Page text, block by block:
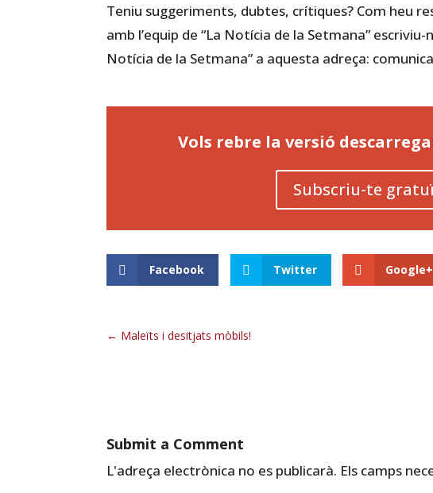
Teniu suggeriments, dubtes, crítiques? Com heu
amb l’equip de “La Notícia de la Setmana”
Notícia de la Setmana” a aquesta adreça:
Vols rebre la versió
Subscriu-te
Facebook Twitter Google+
Maleïts i desitjats mòbils!
Submit a Comment
L'adreça electrònica no es publicarà. Els camps